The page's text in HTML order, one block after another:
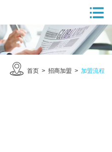
首页 > 招商加盟 > 加盟流程